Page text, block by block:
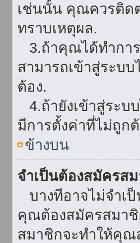
เช่นนั้น คุณควรติดต่
ทราบเหตุผล.
3.ถ้าคุณได้ทำกา
สามารถเข้าสู่ระบ
ต้อง.
4.ถ้ายังเข้าสู่ระบ
มีการตั้งค่าที่ไม่ถูก
ข้างบน
จำเป็นต้องสมัครส
บางทีอาจไม่จำเ
คุณต้องสมัครสมาชิ
สมาชิกจะทำให้คุณ